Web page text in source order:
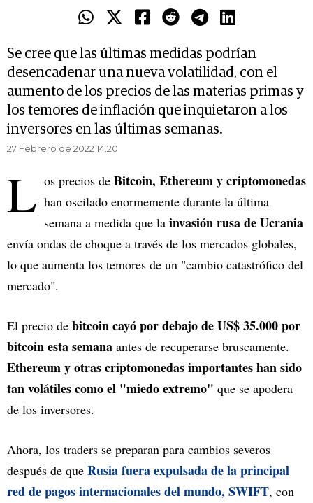
Se cree que las últimas medidas podrían
desencadenar una nueva volatilidad, con el
aumento de los precios de las materias primas y
los temores de inflación que inquietaron a los
inversores en las últimas semanas.
27 Febrero de 2022 14.20
L os precios de Bitcoin, Ethereum y criptomonedas
han oscilado enormemente durante la última
semana a medida que la invasión rusa de Ucrania
envía ondas de choque a través de los mercados globales,
lo que aumenta los temores de un "cambio catastrófico del
mercado".
El precio de bitcoin cayó por debajo de US$ 35.000 por
bitcoin esta semana antes de recuperarse bruscamente.
Ethereum y otras criptomonedas importantes han sido
tan volátiles como el "miedo extremo" que se apodera
de los inversores.
Ahora, los traders se preparan para cambios severos
después de que Rusia fuera expulsada de la principal
red de pagos internacionales del mundo, SWIFT, con